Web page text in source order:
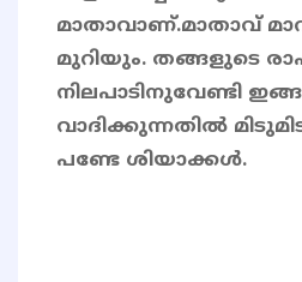
മാതാവാണ്.മാതാവ്
മുറിയും. തങ്ങളുടെ
നിലപാടിനുവേണ്ടി
വാദിക്കുന്നതിൽ
പണ്ടേ ശിയാക്കൾ.